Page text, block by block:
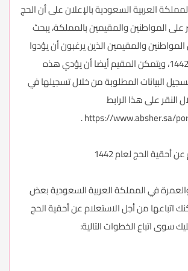
العربية السعودية بالإعلان على أن الحج
المواطنين والمقيمين بالمملكة، يبحث
والمقيمين الذين يرغبون أن يؤدوا
فريضة الحج لعام 1442، ويتمكن المقيم أيضا أن يؤدي هذه
البيانات المطلوبة من خلال تسجيلها في
على هذا الرابط
https://www.absher.sa/
.
الحج لعام 1442
في المملكة العربية السعودية بعض
اتباعها من أجل الاستعلام عن أحقية الحج